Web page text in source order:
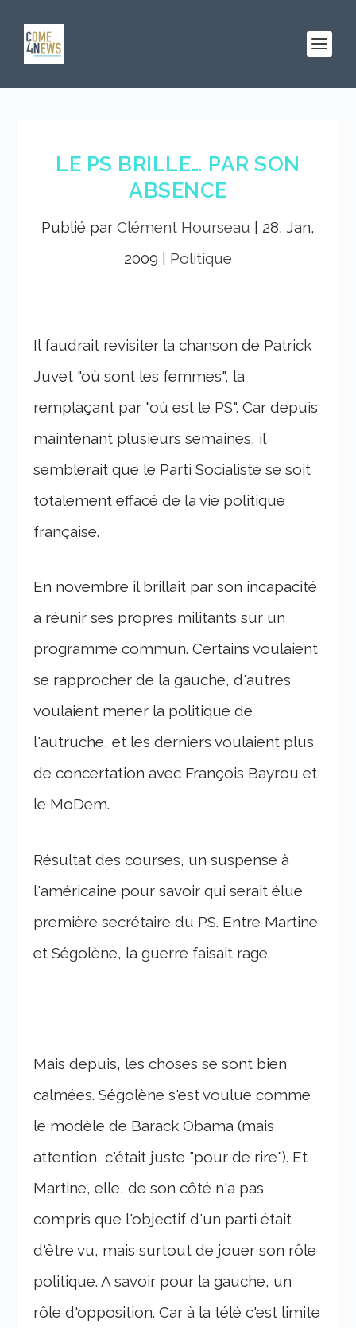
LE PS BRILLE… PAR SON
ABSENCE
Publié par Clément Hourseau
28, Jan,
2009
Politique
Il faudrait revisiter la chanson de Patrick
Juvet "où sont les femmes", la
remplaçant par "où est le PS". Car depuis
maintenant plusieurs semaines, il
semblerait que le Parti Socialiste se soit
totalement effacé de la vie politique
française.
En novembre il brillait par son incapacité
à réunir ses propres militants sur un
programme commun. Certains voulaient
se rapprocher de la gauche, d'autres
voulaient mener la politique de
l'autruche, et les derniers voulaient plus
de concertation avec François Bayrou et
le MoDem.
Résultat des courses, un suspense à
l'américaine pour savoir qui serait élue
première secrétaire du PS. Entre Martine
et Ségolène, la guerre faisait rage.
Mais depuis, les choses se sont bien
calmées. Ségolène s'est voulue comme
le modèle de Barack Obama (mais
attention, c'était juste "pour de rire"). Et
Martine, elle, de son côté n'a pas
compris que l'objectif d'un parti était
d'être vu, mais surtout de jouer son rôle
politique. A savoir pour la gauche, un
rôle d'opposition. Car à la télé c'est limite